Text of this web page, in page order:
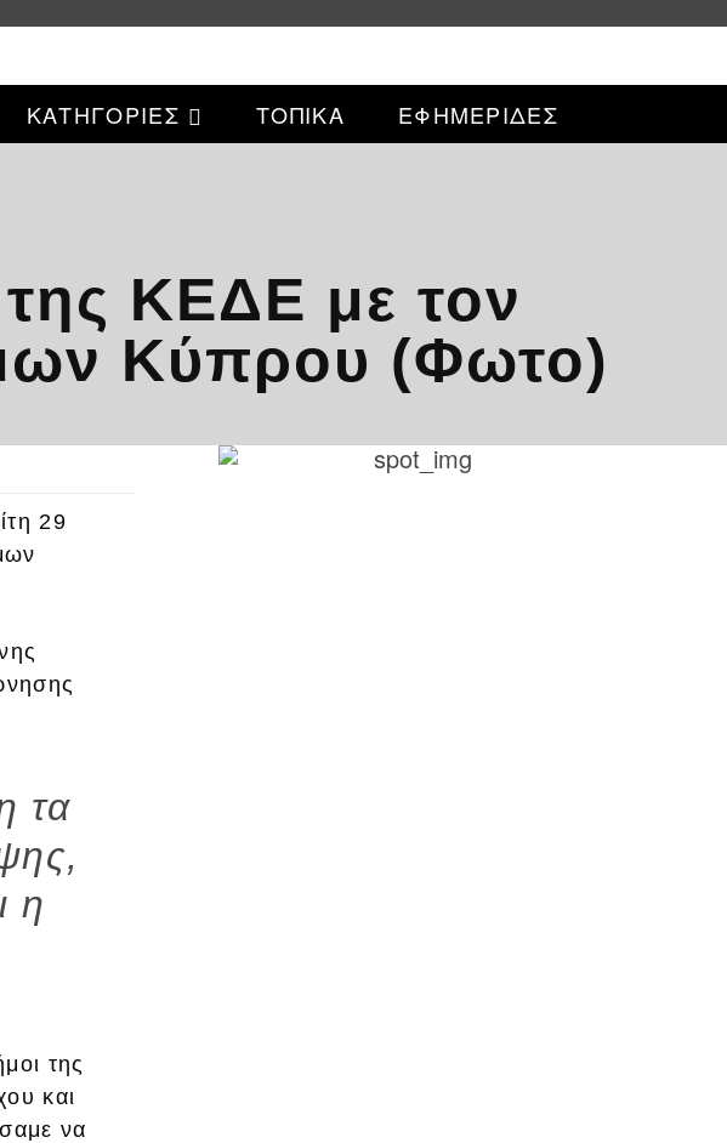
ΚΑΤΗΓΟΡΙΕΣ ΤΟΠΙΚΑ ΕΦΗΜΕΡΙΔΕΣ
ΚΕΔΕ με τον
Κύπρου (Φωτο)
29
τα
η
της
και
να